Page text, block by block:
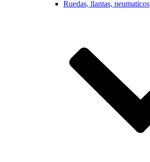
Ruedas, llantas, neumaticos